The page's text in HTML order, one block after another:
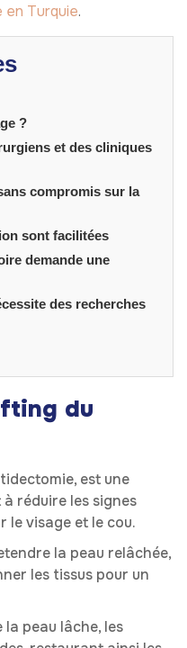
en Turquie.
?
et des cliniques
compromis sur la
sont facilitées
demande une
des recherches
du
est une
réduire les signes
le visage et le cou.
la peau relâchée,
les tissus pour un
peau lâche, les